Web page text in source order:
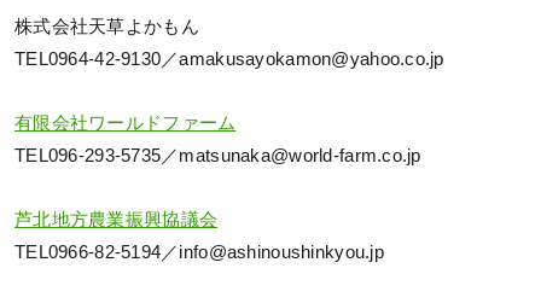
株式会社天草よかもん
TEL0964-42-9130／amakusayokamon@yahoo.co.jp
有限会社ワールドファーム
TEL096-293-5735／matsunaka@world-farm.co.jp
芦北地方農業振興協議会
TEL0966-82-5194／info@ashinoushinkyou.jp